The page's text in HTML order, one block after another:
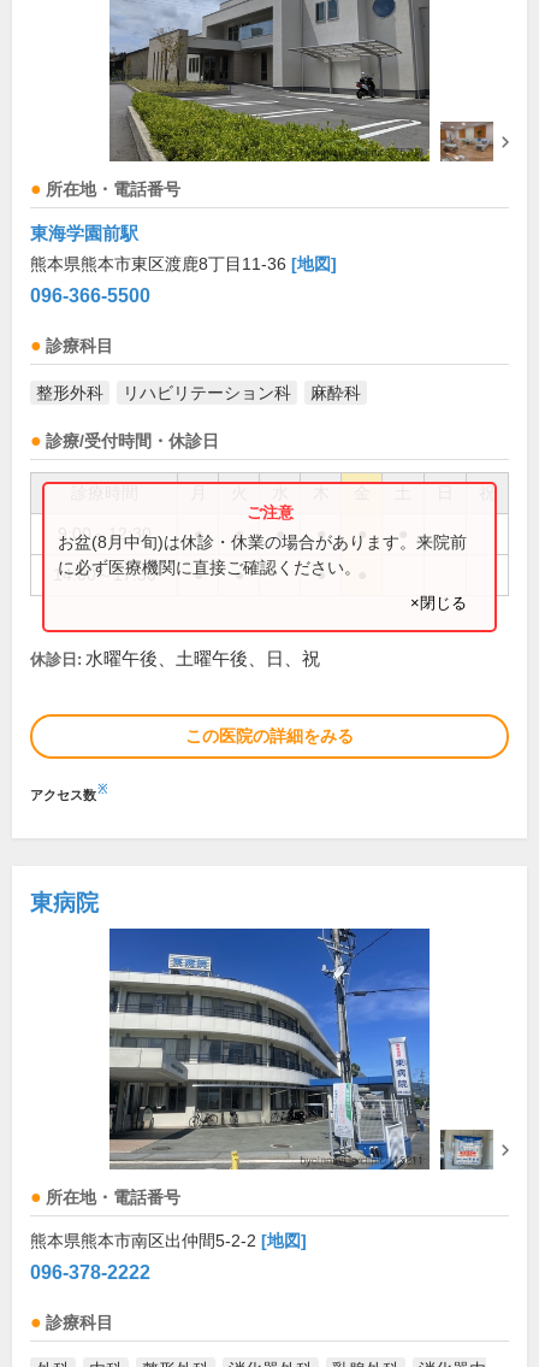
所在地・電話番号
東海学園前駅
熊本県熊本市東区渡鹿8丁目11-36 [地図]
096-366-5500
診療科目
整形外科 リハビリテーション科 麻酔科
診療/受付時間・休診日
祝
9:00～12:30 ● ● ● ● ●
14:00～17:30 ● ● ●
お盆(8月中旬)は休診・休業の場合があります。来院前
に必ず医療機関に直接ご確認ください。
×閉じる
休診日: 水曜午後、土曜午後、日、祝
この医院の詳細をみる
アクセス数※
東病院
所在地・電話番号
熊本県熊本市南区出仲間5-2-2 [地図]
096-378-2222
診療科目